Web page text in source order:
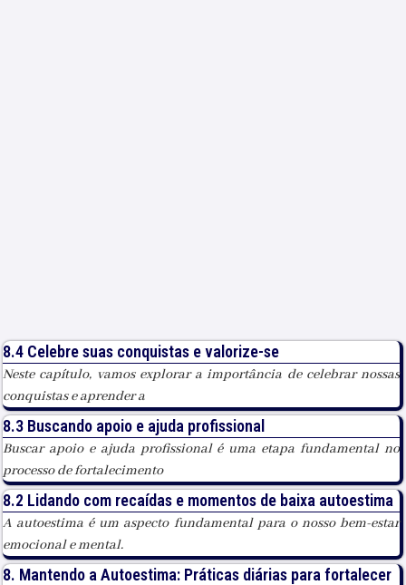
8.4 Celebre suas conquistas e valorize-se
Neste capítulo, vamos explorar a importância de celebrar nossas
conquistas e aprender a
8.3 Buscando apoio e ajuda profissional
Buscar apoio e ajuda profissional é uma etapa fundamental no
processo de fortalecimento
8.2 Lidando com recaídas e momentos de baixa autoestima
A autoestima é um aspecto fundamental para o nosso bem-estar
emocional e mental.
8. Mantendo a Autoestima: Práticas diárias para fortalecer